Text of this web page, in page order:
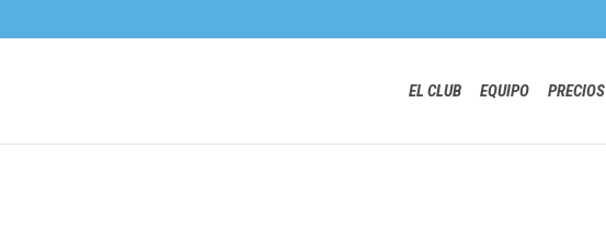
EL CLUB EQUIPO PRECIOS